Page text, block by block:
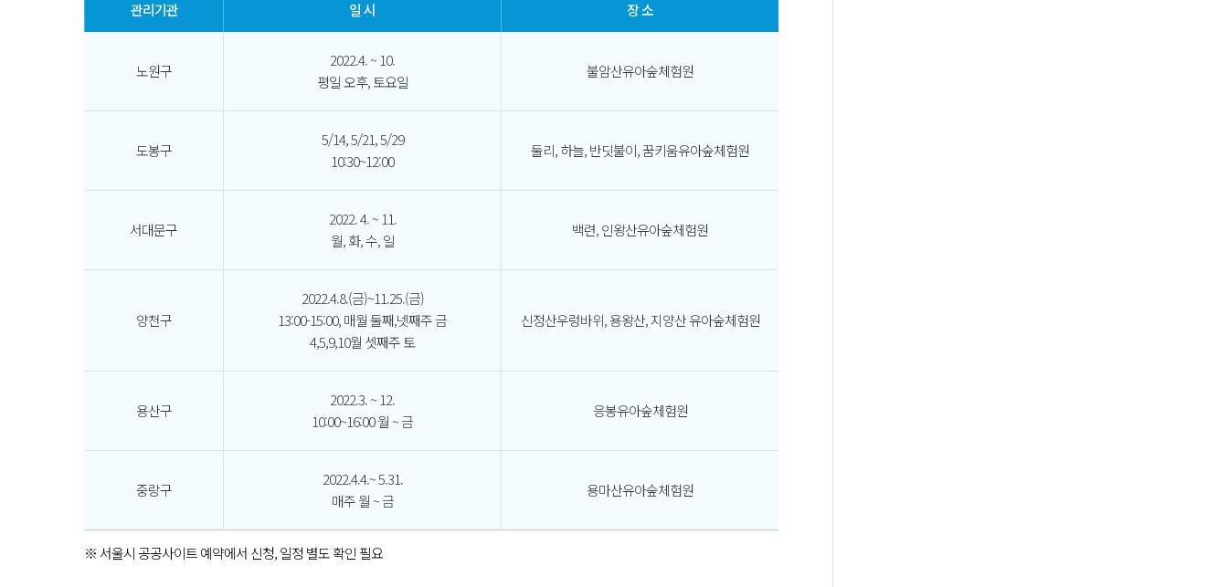
관리기관 일 시 장 소
노원구
2022.4. ~ 10.
평일 오후, 토요일
불암산유아숲체험원
도봉구
5/14, 5/21, 5/29
10:30~12:00
둘리, 하늘, 반딧불이, 꿈키움유아숲체험원
서대문구
2022. 4. ~ 11.
월, 화, 수, 일
백련, 인왕산유아숲체험원
양천구
2022.4.8.(금)~11.25.(금)
13:00-15:00, 매월 둘째,넷째주 금
4,5,9,10월 셋째주 토
신정산우렁바위, 용왕산, 지양산 유아숲체험원
용산구
2022.3. ~ 12.
10:00~16:00 월 ~ 금
응봉유아숲체험원
중랑구
2022.4.4.~ 5.31.
매주 월 ~ 금
용마산유아숲체험원
※ 서울시 공공사이트 예약에서 신청, 일정 별도 확인 필요